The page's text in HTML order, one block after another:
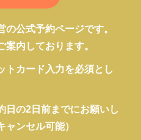
の公式予約ページです。
内しております。
トカード入力を必須とし
日の2日前までにお願いし
ャンセル可能）